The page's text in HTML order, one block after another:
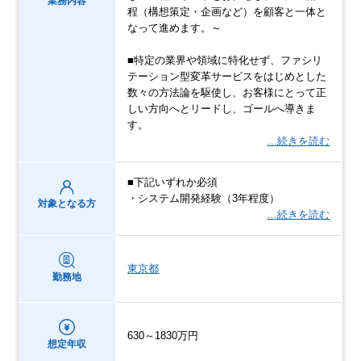
程（構想策定・企画など）を顧客と一体と
なって進めます。～
■特定の業界や領域に特化せず、ファシリ
テーション型変革サービスをはじめとした
数々の方法論を駆使し、お客様にとって正
しい方向へとリードし、ゴールへ導きま
す。
…続きを読む
対象となる方
■下記いずれか必須
・システム開発経験（3年程度）
…続きを読む
勤務地
東京都
想定年収
630～1830万円